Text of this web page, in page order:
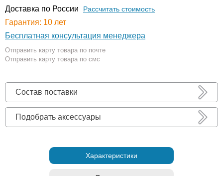
Доставка по России Рассчитать стоимость
Гарантия: 10 лет
Бесплатная консультация менеджера
Отправить карту товара по почте
Отправить карту товара по смс
Состав поставки
Подобрать аксессуары
Характеристики